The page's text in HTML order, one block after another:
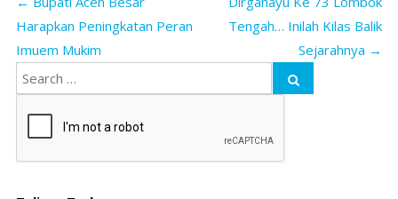
Harapkan Peningkatan Peran
Imuem Mukim
Tengah… Inilah Kilas Balik
Sejarahnya →